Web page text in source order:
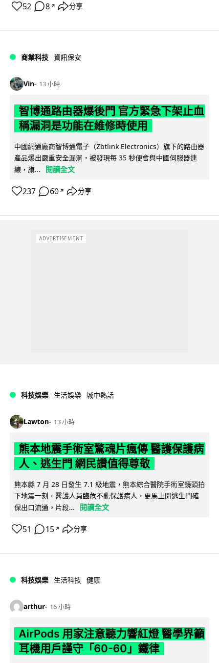
52 8 ↗ 分享
商業科技 資訊保安
Vin 13 小時
智博通路由器爆後門 官方緊急下架止血
稱漏洞是功能在維修時使用
中國網通廠商智博通電子（Zbtlink Electronics）旗下的路由器
產品爆出嚴重安全漏洞，被發現每 35 秒便會與中國伺服器連
線，旗...
閱讀全文
237 60 ↗ 分享
ADVERTISEMENT
科技娛樂 生活娛樂 城中熱話
Lawton 13 小時
熊本地震手術室驚魂片瘋傳 醫護保護病
人、逃生門 網民讚值得尊敬
熊本縣 7 月 28 日發生 7.1 級地震，熊本綜合醫院手術室鏡頭拍
下地震一刻，醫護人員臨危不亂保護病人，更馬上開逃生門確
保出口流通。片段...
閱讀全文
51 15 ↗ 分享
科技娛樂 生活科技 健康
arthur 16 小時
AirPods 用家注意聽力響紅燈 醫學界籲
耳機用戶謹守「60-60」鐵律